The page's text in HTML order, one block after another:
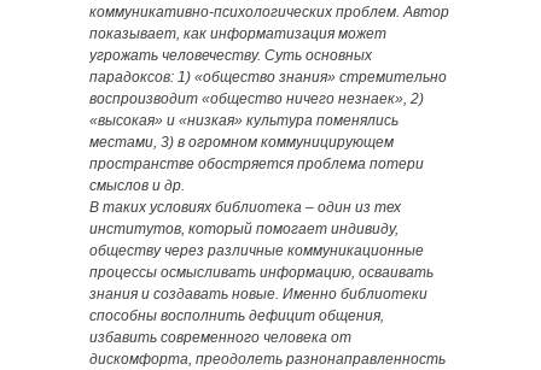
коммуникативно-психологических проблем. Автор
показывает, как информатизация может
угрожать человечеству. Суть основных
парадоксов: 1) «общество знания» стремительно
воспроизводит «общество ничего незнаек», 2)
«высокая» и «низкая» культура поменялись
местами, 3) в огромном коммуницирующем
пространстве обостряется проблема потери
смыслов и др.
В таких условиях библиотека – один из тех
институтов, который помогает индивиду,
обществу через различные коммуникационные
процессы осмысливать информацию, осваивать
знания и создавать новые. Именно библиотеки
способны восполнить дефицит общения,
избавить современного человека от
дискомфорта, преодолеть разнонаправленность